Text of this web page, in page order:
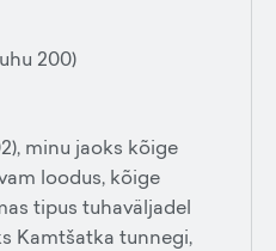
200)
minu jaoks kõige
loodus, kõige
tipus tuhaväljadel
Kamtšatka tunnegi,